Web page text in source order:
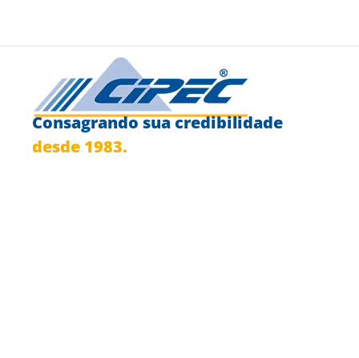
Consagrando sua credibilidade
desde 1983.